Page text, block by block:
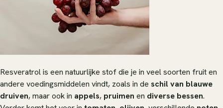
Resveratrol is een natuurlijke stof die je in veel soorten fruit en
andere voedingsmiddelen vindt, zoals in de schil van blauwe
druiven, maar ook in appels, pruimen en diverse bessen.